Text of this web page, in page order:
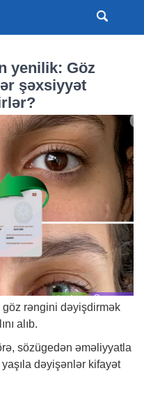
yenilik: Göz
şəxsiyyət
göz rəngini dəyişdirmək
alıb.
sözügedən əməliyyatla
dəyişənlər kifayət